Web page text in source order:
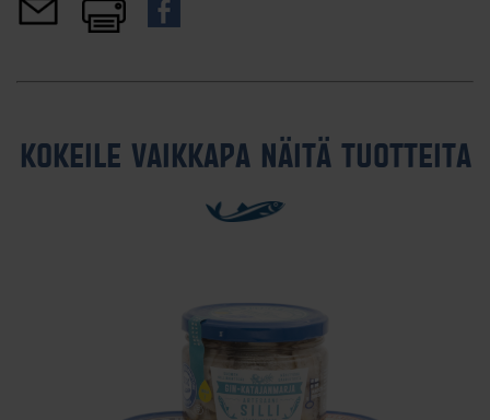
KOKEILE VAIKKAPA NÄITÄ TUOTTEITA